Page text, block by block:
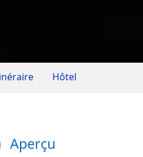
Hôtel
Aperçu